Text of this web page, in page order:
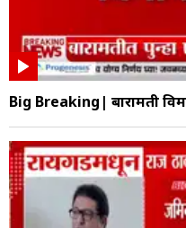
Big Breaking| बारामती